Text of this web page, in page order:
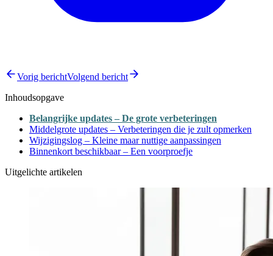
Vorig berichtVolgend bericht
Inhoudsopgave
Belangrijke updates – De grote verbeteringen
Middelgrote updates – Verbeteringen die je zult opmerken
Wijzigingslog – Kleine maar nuttige aanpassingen
Binnenkort beschikbaar – Een voorproefje
Uitgelichte artikelen